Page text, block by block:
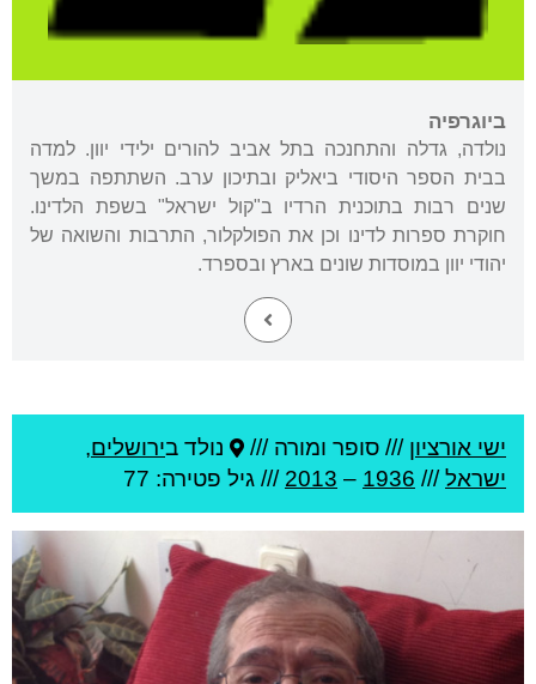
ביוגרפיה
נולדה, גדלה והתחנכה בתל אביב להורים ילידי יוון. למדה
בבית הספר היסודי ביאליק ובתיכון ערב. השתתפה במשך
שנים רבות בתוכנית הרדיו ב"קול ישראל" בשפת הלדינו.
חוקרת ספרות לדינו וכן את הפולקלור, התרבות והשואה של
יהודי יוון במוסדות שונים בארץ ובספרד.
ישי אורציון /// סופר ומורה /// נולד בירושלים,
ישראל///
1936
–
2013 /// גיל פטירה: 77